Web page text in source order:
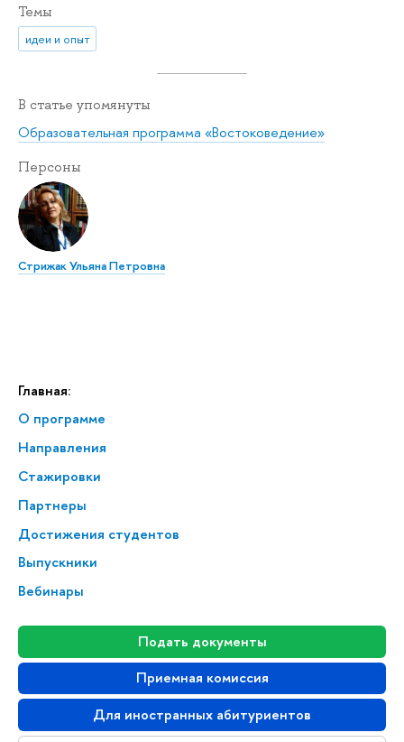
Главная:
О программе
Направления
Стажировки
Партнеры
Достижения студентов
Выпускники
Вебинары
Подать документы
Приемная комиссия
Для иностранных абитуриентов
Темы
идеи и опыт
В статье упомянуты
Образовательная программа «Востоковедение»
Персоны
Стрижак Ульяна Петровна